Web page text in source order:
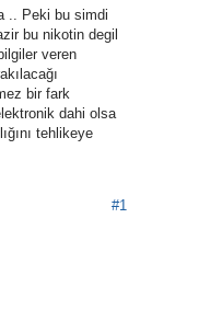
.. Peki bu simdi
bu nikotin degil
veren
bir fark
dahi olsa
tehlikeye
#1